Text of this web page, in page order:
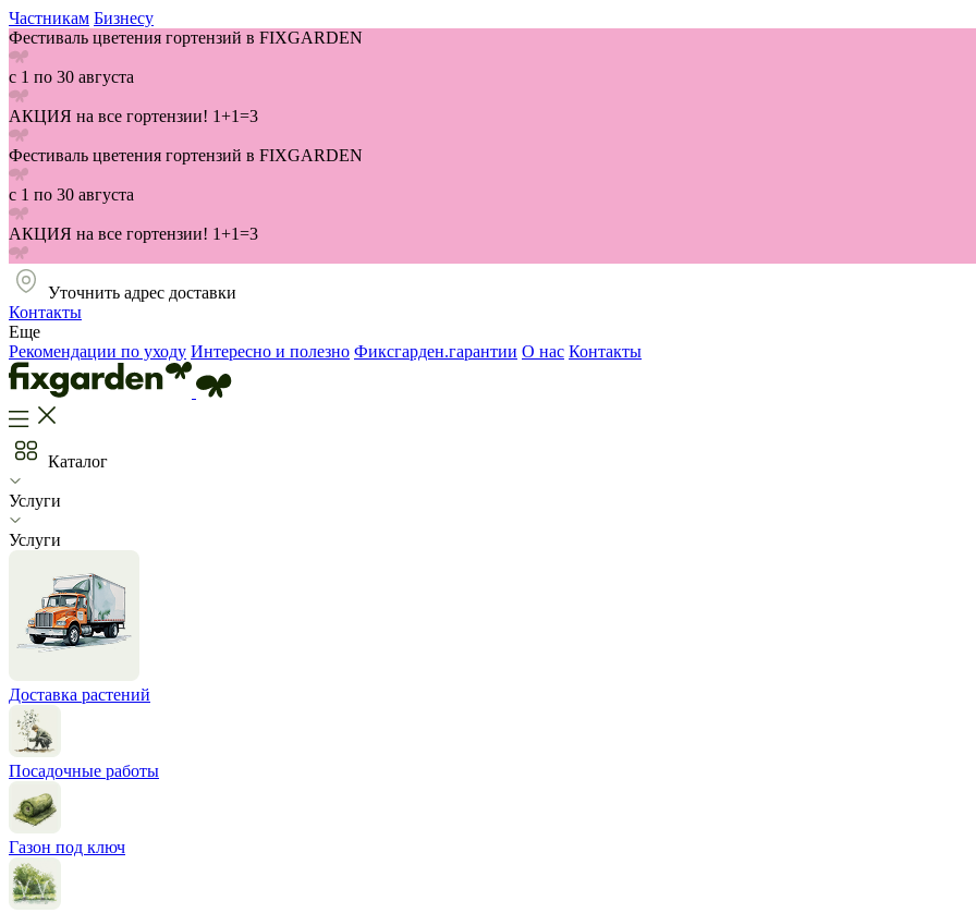
Частникам Бизнесу
Фестиваль цветения гортензий в FIXGARDEN
с 1 по 30 августа
АКЦИЯ на все гортензии! 1+1=3
Фестиваль цветения гортензий в FIXGARDEN
с 1 по 30 августа
АКЦИЯ на все гортензии! 1+1=3
Уточнить адрес доставки
Контакты
Еще
Рекомендации по уходу Интересно и полезно Фиксгарден.гарантии О нас Контакты
Каталог
Услуги
Услуги
Доставка растений
Посадочные работы
Газон под ключ